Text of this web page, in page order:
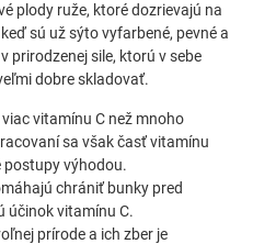
plody ruže, ktoré dozrievajú na
sú už sýto vyfarbené, pevné a
prirodzenej sile, ktorú v sebe
dobre skladovať.
vitamínu C než mnoho
sa však časť vitamínu
postupy výhodou.
chrániť bunky pred
účinok vitamínu C.
prírode a ich zber je